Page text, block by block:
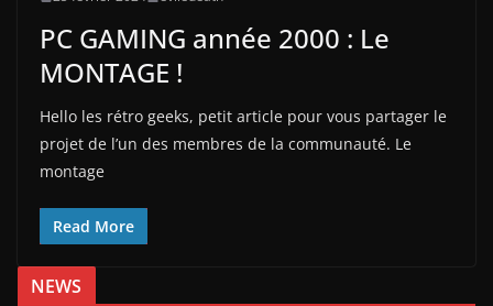
PC GAMING année 2000 : Le
MONTAGE !
Hello les rétro geeks, petit article pour vous partager le
projet de l’un des membres de la communauté. Le
montage
Read More
NEWS